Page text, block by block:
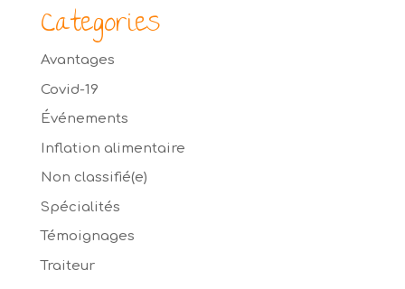
Categories
Avantages
Covid-19
Événements
Inflation alimentaire
Non classifié(e)
Spécialités
Témoignages
Traiteur